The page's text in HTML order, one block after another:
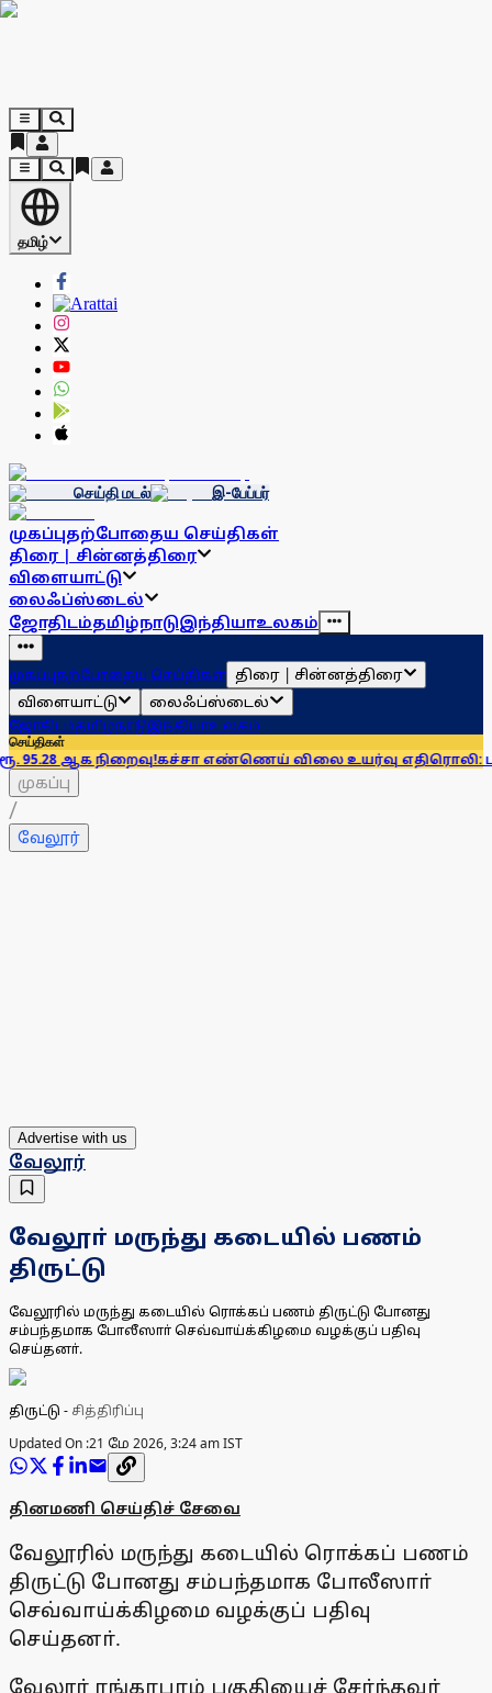
தமிழ்
செய்தி மடல் இ-பேப்பர்
முகப்புதற்போதைய செய்திகள்
திரை | சின்னத்திரை
விளையாட்டு
லைஃப்ஸ்டைல்
ஜோதிடம்தமிழ்நாடுஇந்தியாஉலகம்
முகப்புதற்போதைய செய்திகள் திரை | சின்னத்திரை
விளையாட்டு
லைஃப்ஸ்டைல்
ஜோதிடம்தமிழ்நாடுஇந்தியாஉலகம்
செய்திகள்
கச்சா எண்ணெய் விலை உயர்வு எதிரொலி: பங்குச்
முகப்பு
/
வேலூர்
Advertise with us
வேலூர்
வேலூா் மருந்து கடையில் பணம்
திருட்டு
வேலூரில் மருந்து கடையில் ரொக்கப் பணம் திருட்டு போனது
சம்பந்தமாக போலீஸாா் செவ்வாய்க்கிழமை வழக்குப் பதிவு
செய்தனா்.
திருட்டு - சித்திரிப்பு
Updated On :21 மே 2026, 3:24 am IST
தினமணி செய்திச் சேவை
வேலூரில் மருந்து கடையில் ரொக்கப் பணம்
திருட்டு போனது சம்பந்தமாக போலீஸாா்
செவ்வாய்க்கிழமை வழக்குப் பதிவு
செய்தனா்.
வேலூா் ரங்காபுரம் பகுதியைச் சோ்ந்தவா்